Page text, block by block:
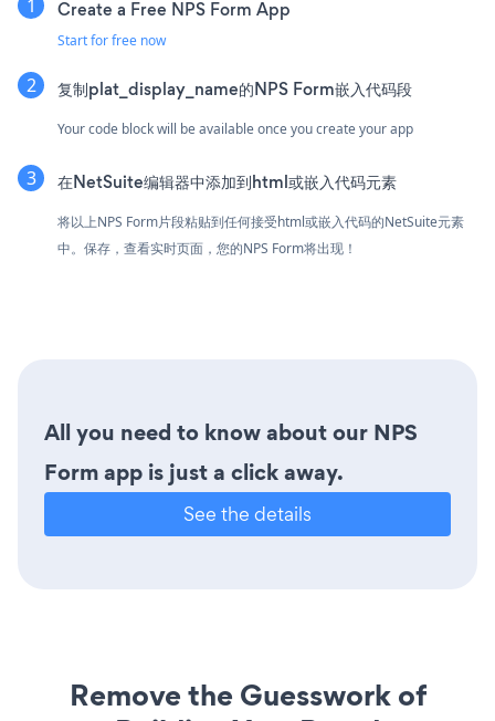
Create a Free NPS Form App
Start for free now
复制plat_display_name的NPS Form嵌入代码段
Your code block will be available once you create your app
在NetSuite编辑器中添加到html或嵌入代码元素
将以上NPS Form片段粘贴到任何接受html或嵌入代码的NetSuite元素
中。保存，查看实时页面，您的NPS Form将出现！
All you need to know about our NPS
Form app is just a click away.
See the details
Remove the Guesswork of